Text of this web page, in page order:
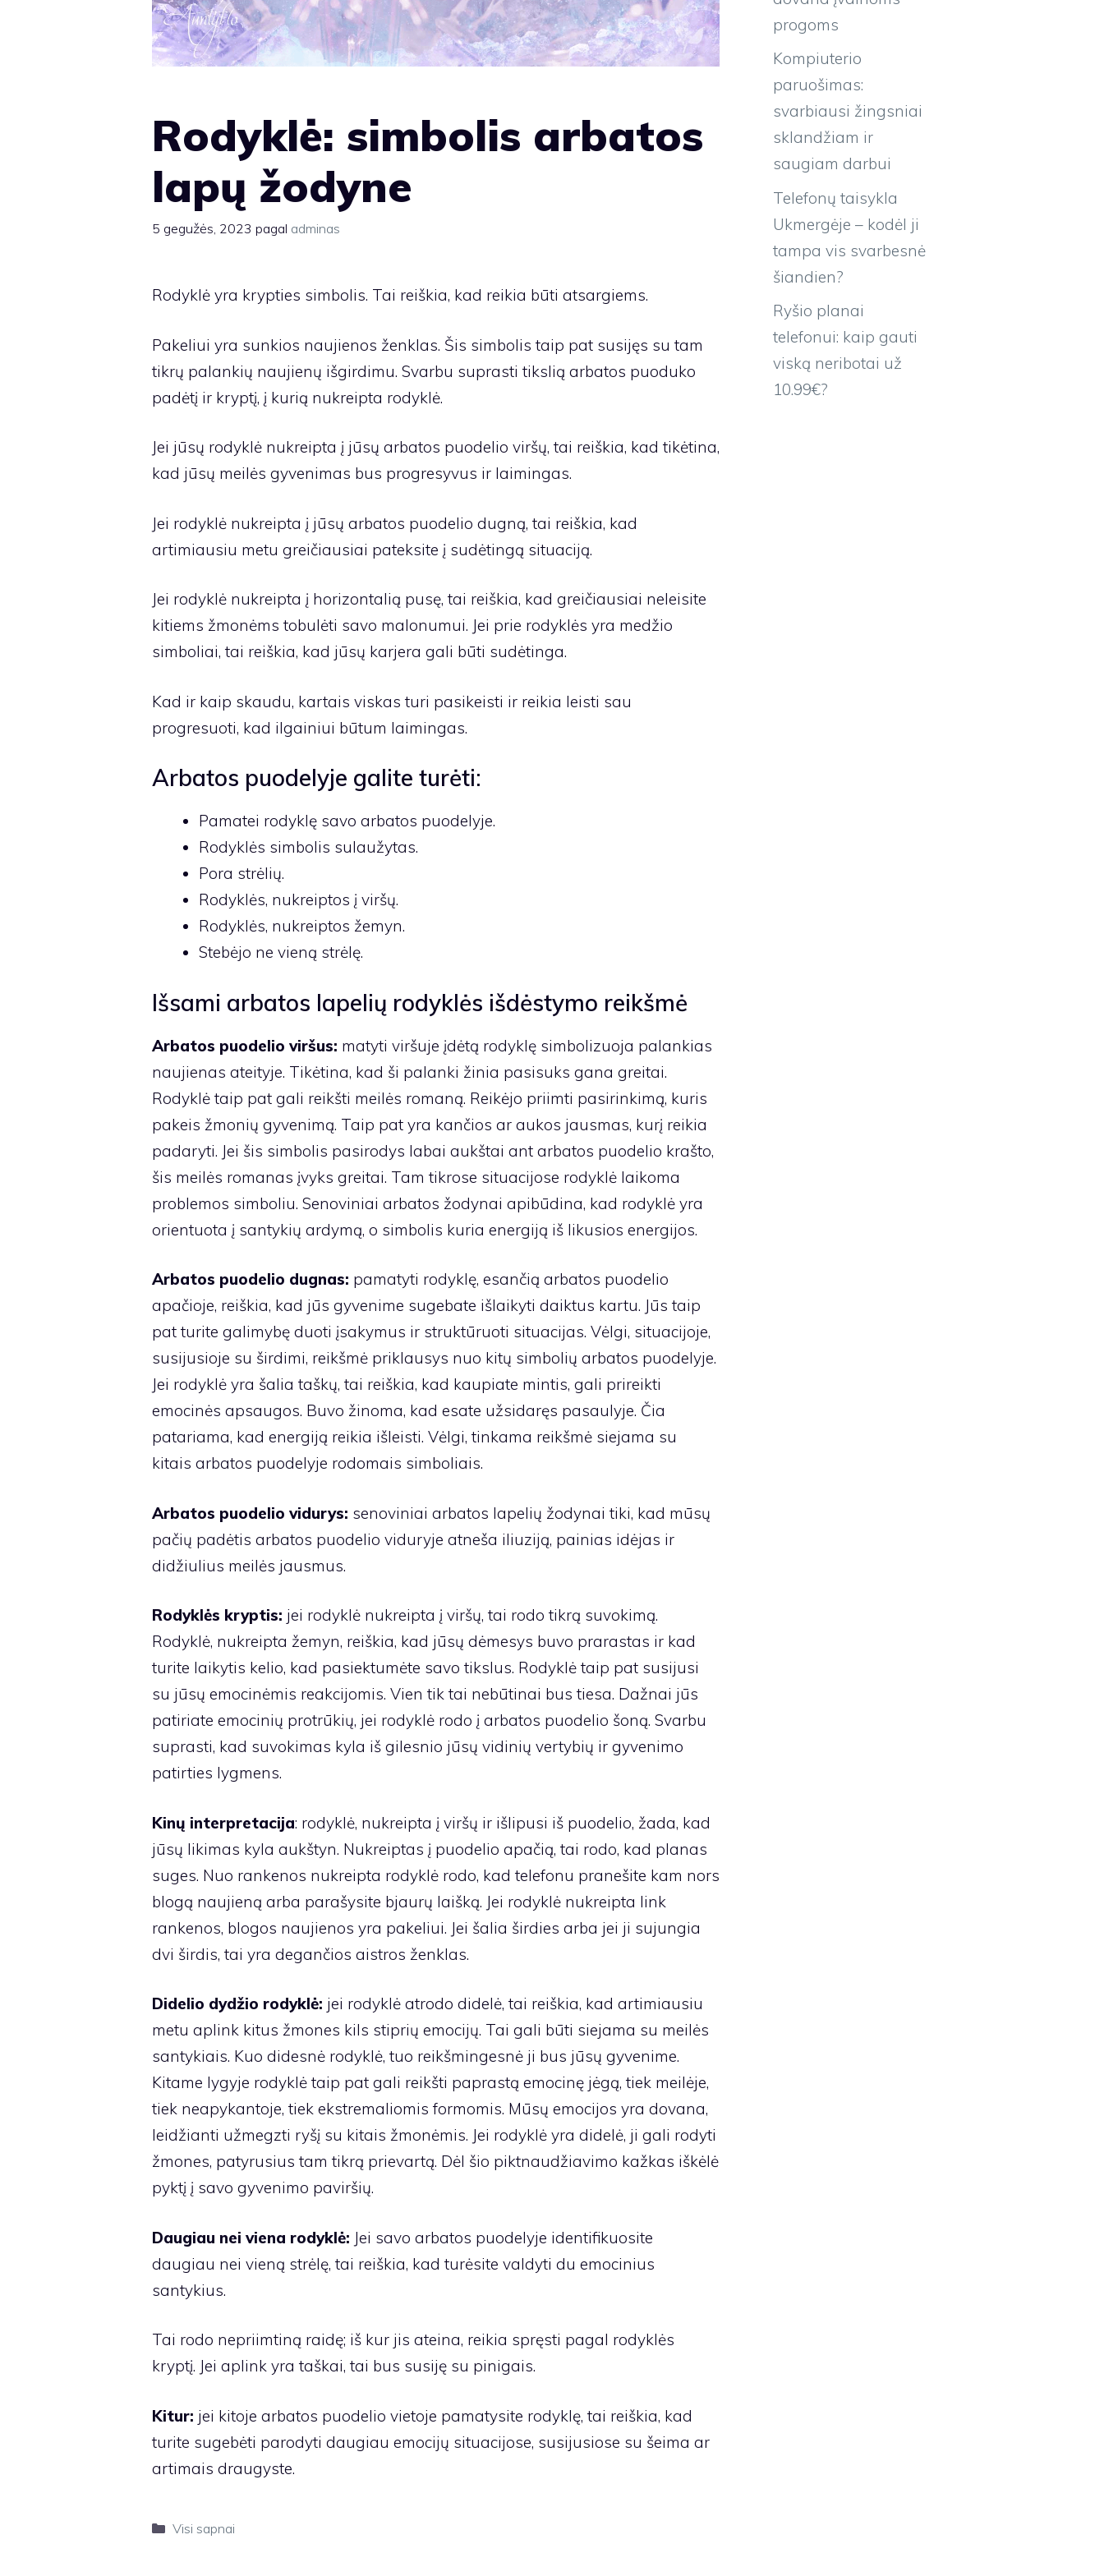
Rodyklė: simbolis arbatos
lapų žodyne
5 gegužės, 2023 pagal adminas
Rodyklė yra krypties simbolis. Tai reiškia, kad reikia būti atsargiems.
Pakeliui yra sunkios naujienos ženklas. Šis simbolis taip pat susijęs su tam
tikrų palankių naujienų išgirdimu. Svarbu suprasti tikslią arbatos puoduko
padėtį ir kryptį, į kurią nukreipta rodyklė.
Jei jūsų rodyklė nukreipta į jūsų arbatos puodelio viršų, tai reiškia, kad tikėtina,
kad jūsų meilės gyvenimas bus progresyvus ir laimingas.
Jei rodyklė nukreipta į jūsų arbatos puodelio dugną, tai reiškia, kad
artimiausiu metu greičiausiai pateksite į sudėtingą situaciją.
Jei rodyklė nukreipta į horizontalią pusę, tai reiškia, kad greičiausiai neleisite
kitiems žmonėms tobulėti savo malonumui. Jei prie rodyklės yra medžio
simboliai, tai reiškia, kad jūsų karjera gali būti sudėtinga.
Kad ir kaip skaudu, kartais viskas turi pasikeisti ir reikia leisti sau
progresuoti, kad ilgainiui būtum laimingas.
Arbatos puodelyje galite turėti:
Pamatei rodyklę savo arbatos puodelyje.
Rodyklės simbolis sulaužytas.
Pora strėlių.
Rodyklės, nukreiptos į viršų.
Rodyklės, nukreiptos žemyn.
Stebėjo ne vieną strėlę.
Išsami arbatos lapelių rodyklės išdėstymo reikšmė
Arbatos puodelio viršus: matyti viršuje įdėtą rodyklę simbolizuoja palankias
naujienas ateityje. Tikėtina, kad ši palanki žinia pasisuks gana greitai.
Rodyklė taip pat gali reikšti meilės romaną. Reikėjo priimti pasirinkimą, kuris
pakeis žmonių gyvenimą. Taip pat yra kančios ar aukos jausmas, kurį reikia
padaryti. Jei šis simbolis pasirodys labai aukštai ant arbatos puodelio krašto,
šis meilės romanas įvyks greitai. Tam tikrose situacijose rodyklė laikoma
problemos simboliu. Senoviniai arbatos žodynai apibūdina, kad rodyklė yra
orientuota į santykių ardymą, o simbolis kuria energiją iš likusios energijos.
Arbatos puodelio dugnas: pamatyti rodyklę, esančią arbatos puodelio
apačioje, reiškia, kad jūs gyvenime sugebate išlaikyti daiktus kartu. Jūs taip
pat turite galimybę duoti įsakymus ir struktūruoti situacijas. Vėlgi, situacijoje,
susijusioje su širdimi, reikšmė priklausys nuo kitų simbolių arbatos puodelyje.
Jei rodyklė yra šalia taškų, tai reiškia, kad kaupiate mintis, gali prireikti
emocinės apsaugos. Buvo žinoma, kad esate užsidaręs pasaulyje. Čia
patariama, kad energiją reikia išleisti. Vėlgi, tinkama reikšmė siejama su
kitais arbatos puodelyje rodomais simboliais.
Arbatos puodelio vidurys: senoviniai arbatos lapelių žodynai tiki, kad mūsų
pačių padėtis arbatos puodelio viduryje atneša iliuziją, painias idėjas ir
didžiulius meilės jausmus.
Rodyklės kryptis: jei rodyklė nukreipta į viršų, tai rodo tikrą suvokimą.
Rodyklė, nukreipta žemyn, reiškia, kad jūsų dėmesys buvo prarastas ir kad
turite laikytis kelio, kad pasiektumėte savo tikslus. Rodyklė taip pat susijusi
su jūsų emocinėmis reakcijomis. Vien tik tai nebūtinai bus tiesa. Dažnai jūs
patiriate emocinių protrūkių, jei rodyklė rodo į arbatos puodelio šoną. Svarbu
suprasti, kad suvokimas kyla iš gilesnio jūsų vidinių vertybių ir gyvenimo
patirties lygmens.
Kinų interpretacija: rodyklė, nukreipta į viršų ir išlipusi iš puodelio, žada, kad
jūsų likimas kyla aukštyn. Nukreiptas į puodelio apačią, tai rodo, kad planas
suges. Nuo rankenos nukreipta rodyklė rodo, kad telefonu pranešite kam nors
blogą naujieną arba parašysite bjaurų laišką. Jei rodyklė nukreipta link
rankenos, blogos naujienos yra pakeliui. Jei šalia širdies arba jei ji sujungia
dvi širdis, tai yra degančios aistros ženklas.
Didelio dydžio rodyklė: jei rodyklė atrodo didelė, tai reiškia, kad artimiausiu
metu aplink kitus žmones kils stiprių emocijų. Tai gali būti siejama su meilės
santykiais. Kuo didesnė rodyklė, tuo reikšmingesnė ji bus jūsų gyvenime.
Kitame lygyje rodyklė taip pat gali reikšti paprastą emocinę jėgą, tiek meilėje,
tiek neapykantoje, tiek ekstremaliomis formomis. Mūsų emocijos yra dovana,
leidžianti užmegzti ryšį su kitais žmonėmis. Jei rodyklė yra didelė, ji gali rodyti
žmones, patyrusius tam tikrą prievartą. Dėl šio piktnaudžiavimo kažkas iškėlė
pyktį į savo gyvenimo paviršių.
Daugiau nei viena rodyklė: Jei savo arbatos puodelyje identifikuosite
daugiau nei vieną strėlę, tai reiškia, kad turėsite valdyti du emocinius
santykius.
Tai rodo nepriimtiną raidę; iš kur jis ateina, reikia spręsti pagal rodyklės
kryptį. Jei aplink yra taškai, tai bus susiję su pinigais.
Kitur: jei kitoje arbatos puodelio vietoje pamatysite rodyklę, tai reiškia, kad
turite sugebėti parodyti daugiau emocijų situacijose, susijusiose su šeima ar
artimais draugyste.
Kategorijos
Visi sapnai
progoms
Kompiuterio
paruošimas:
svarbiausi žingsniai
sklandžiam ir
saugiam darbui
Telefonų taisykla
Ukmergėje – kodėl ji
tampa vis svarbesnė
šiandien?
Ryšio planai
telefonui: kaip gauti
viską neribotai už
10.99€?